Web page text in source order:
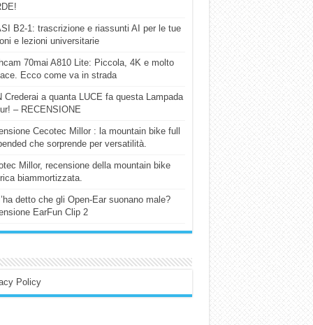
B2-1: trascrizione e riassunti AI per le tue
e lezioni universitarie
70mai A810 Lite: Piccola, 4K e molto
Ecco come va in strada
Crederai a quanta LUCE fa questa Lampada
– RECENSIONE
Cecotec Millor : la mountain bike full
che sorprende per versatilità.
Millor, recensione della mountain bike
biammortizzata.
detto che gli Open-Ear suonano male?
EarFun Clip 2
Policy